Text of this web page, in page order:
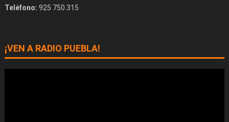
Teléfono: 925 750 315
¡VEN A RADIO PUEBLA!